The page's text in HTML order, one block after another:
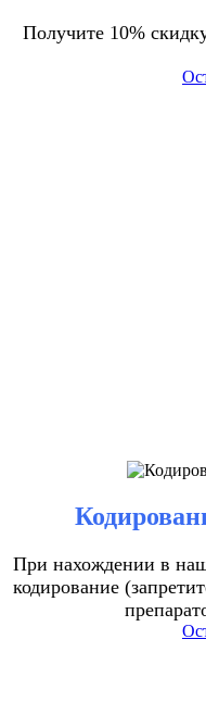
Получите 10%
При нахождении в
кодирование